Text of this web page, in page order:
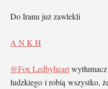
Do Iranu już zawlekli
A N K H
@Fox Ledbyheart
ludzkiego i robią wszystko,